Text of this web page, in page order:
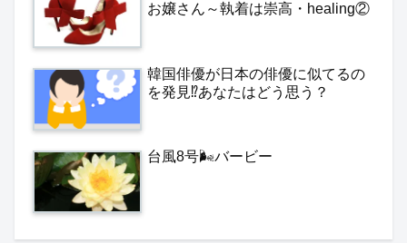
お嬢さん～執着は崇高・healing②
韓国俳優が日本の俳優に似てるの
を発見⁉️あなたはどう思う？
台風8号🌬️バービー